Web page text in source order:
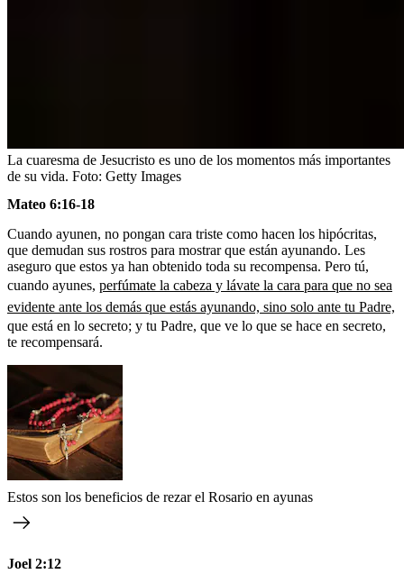
La cuaresma de Jesucristo es uno de los momentos más importantes
de su vida. Foto: Getty Images
Mateo 6:16-18
Cuando ayunen, no pongan cara triste como hacen los hipócritas,
que demudan sus rostros para mostrar que están ayunando. Les
aseguro que estos ya han obtenido toda su recompensa. Pero tú,
cuando ayunes, perfúmate la cabeza y lávate la cara para que no sea
evidente ante los demás que estás ayunando, sino solo ante tu Padre,
que está en lo secreto; y tu Padre, que ve lo que se hace en secreto,
te recompensará.
Estos son los beneficios de rezar el Rosario en ayunas
Joel 2:12